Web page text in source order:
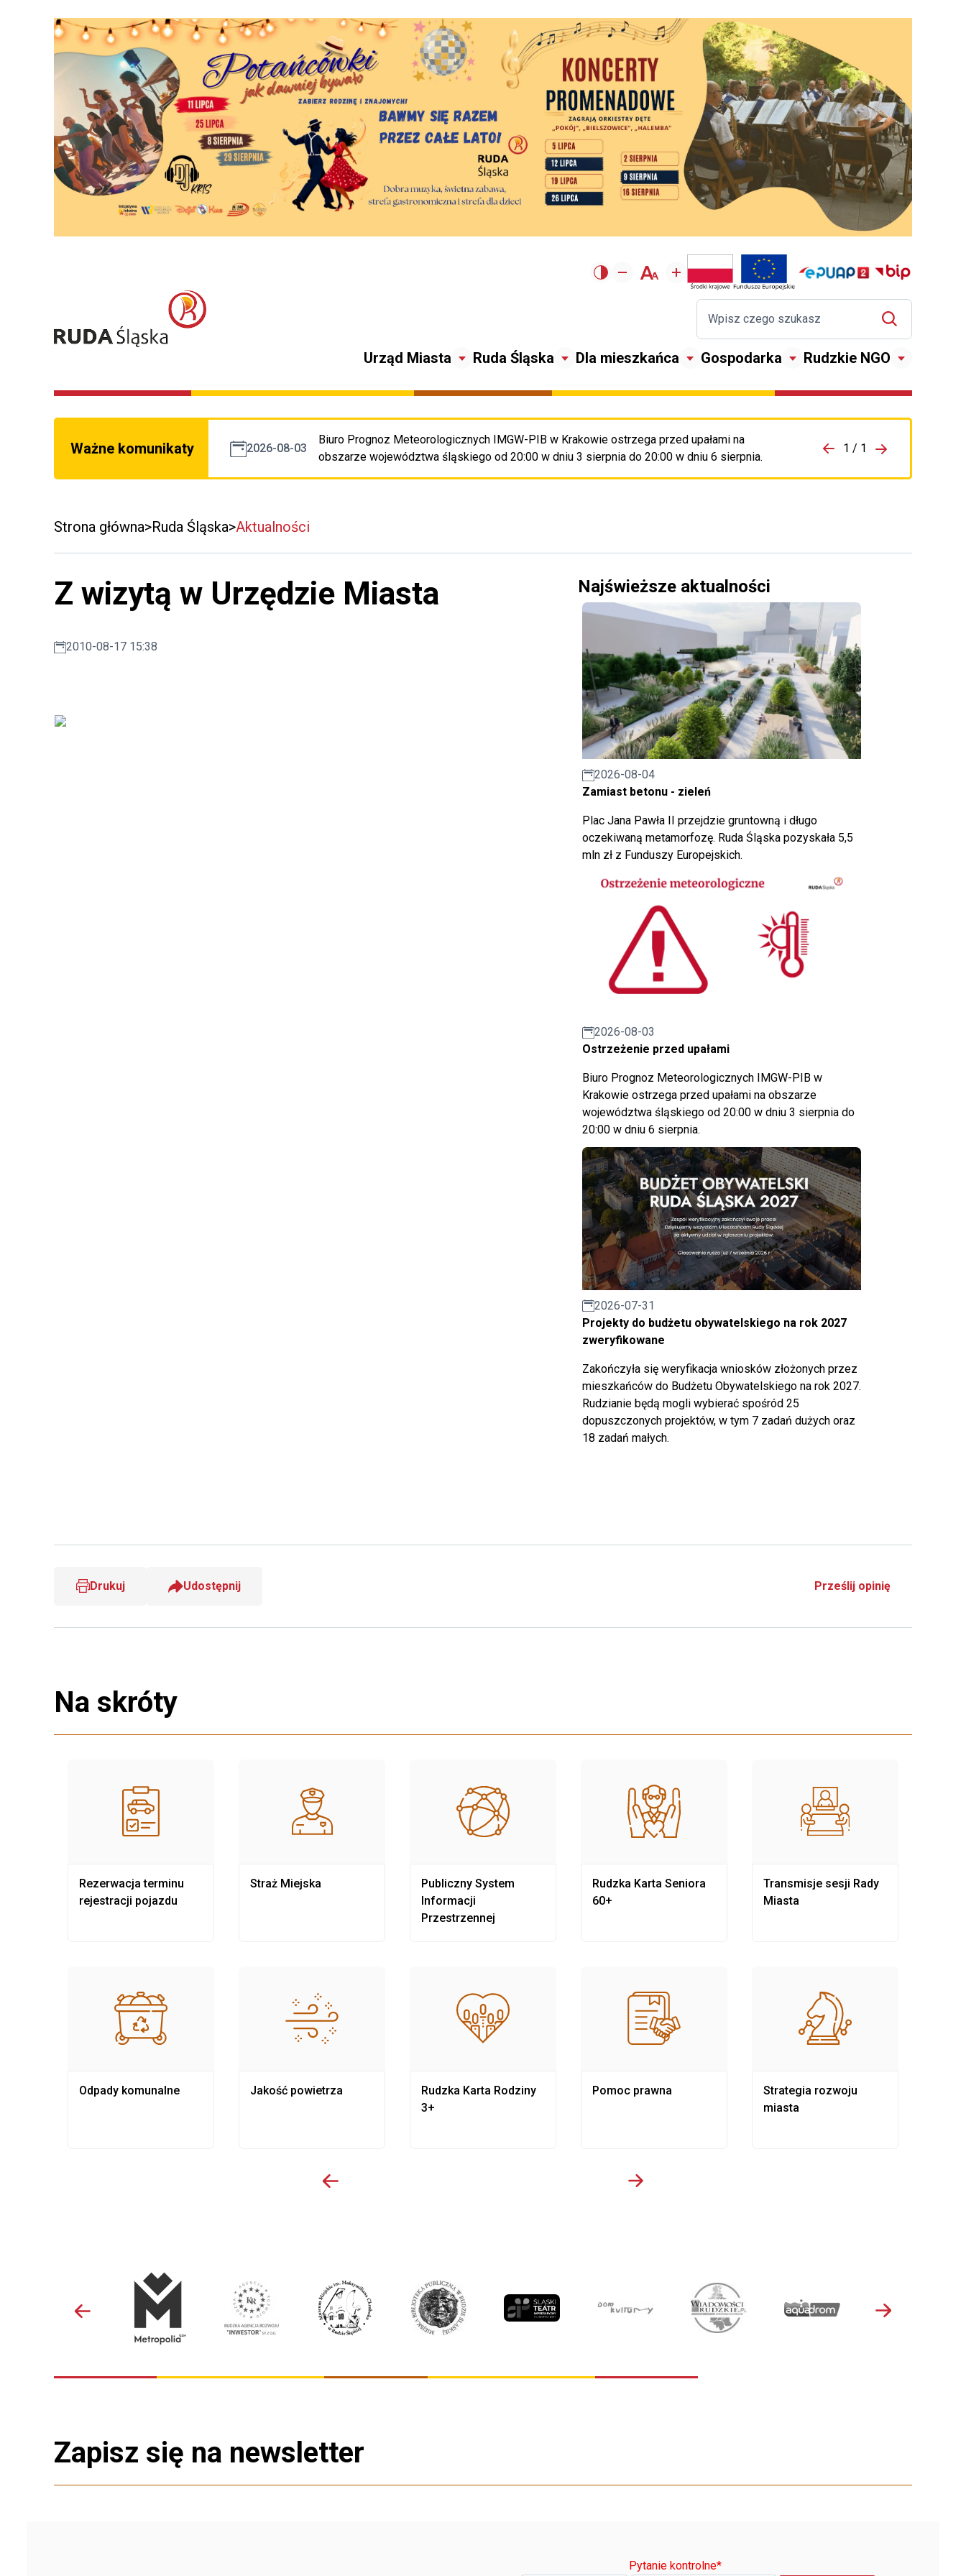
Urząd Miasta Ruda Śląska Dla mieszkańca Gospodarka Rudzkie NGO
Ważne komunikaty 2026-08-03
Biuro Prognoz Meteorologicznych IMGW-PIB w Krakowie ostrzega przed upałami na
obszarze województwa śląskiego od 20:00 w dniu 3 sierpnia do 20:00 w dniu 6 sierpnia.
Przejdź do porzpedniego komunikatu 1 / 1
Przejdź do
Strona główna Ruda Śląska Aktualności
Z wizytą w Urzędzie Miasta
2010-08-17 15:38
Najświeższe aktualności
2026-08-04
Zamiast betonu - zieleń
Plac Jana Pawła II przejdzie gruntowną i długo
oczekiwaną metamorfozę. Ruda Śląska pozyskała 5,5
mln zł z Funduszy Europejskich.
2026-08-03
Ostrzeżenie przed upałami
Biuro Prognoz Meteorologicznych IMGW-PIB w
Krakowie ostrzega przed upałami na obszarze
województwa śląskiego od 20:00 w dniu 3 sierpnia do
20:00 w dniu 6 sierpnia.
2026-07-31
Projekty do budżetu obywatelskiego na rok 2027
zweryfikowane
Zakończyła się weryfikacja wniosków złożonych przez
mieszkańców do Budżetu Obywatelskiego na rok 2027.
Rudzianie będą mogli wybierać spośród 25
dopuszczonych projektów, w tym 7 zadań dużych oraz
18 zadań małych.
Drukuj Udostępnij Prześlij opinię
Na skróty
Rezerwacja terminu
rejestracji pojazdu
Odpady komunalne
Straż Miejska
Jakość powietrza
Publiczny System
Informacji
Przestrzennej
Rudzka Karta Rodziny
3+
Rudzka Karta Seniora
60+
Pomoc prawna
Transmisje sesji Rady
Miasta
Strategia rozwoju
miasta
Zapisz się na newsletter
Pytanie kontrolne*